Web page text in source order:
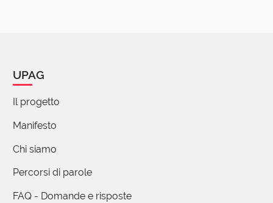
UPAG
Il progetto
Manifesto
Chi siamo
Percorsi di parole
FAQ - Domande e risposte